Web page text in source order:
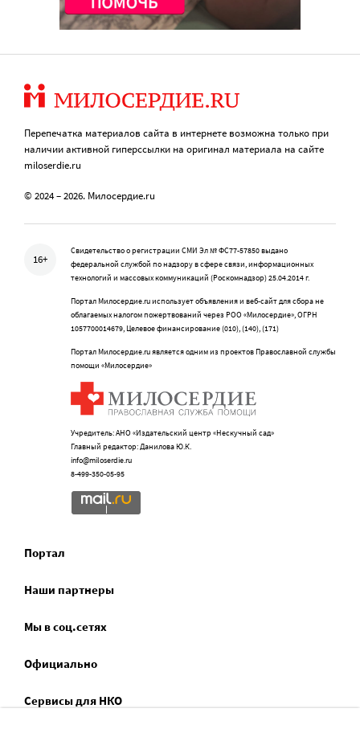
Перепечатка материалов сайта в интернете возможна только при
наличии активной гиперссылки на оригинал материала на сайте
miloserdie.ru
© 2024 – 2026. Милосердие.ru
16+
Свидетельство о регистрации СМИ Эл № ФС77-57850 выдано
федеральной службой по надзору в сфере связи, информационных
технологий и массовых коммуникаций (Роскомнадзор) 25.04.2014 г.
Портал Милосердие.ru использует объявления и веб-сайт для сбора не
облагаемых налогом пожертвований через РОО «Милосердие», ОГРН
1057700014679, Целевое финансирование (010), (140), (171)
Портал Милосердие.ru является одним из проектов Православной службы
помощи «Милосердие»
Учредитель: АНО «Издательский центр «Нескучный сад»
Главный редактор: Данилова Ю.К.
info@miloserdie.ru
8-499-350-05-95
Портал
Наши партнеры
Мы в соц.сетях
Официально
Сервисы для НКО